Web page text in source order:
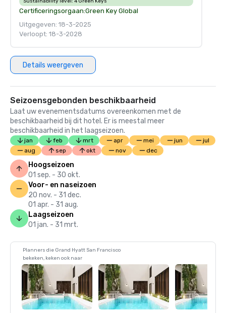
Certificeringsorgaan:Green Key Global
Uitgegeven: 18-3-2025
Verloopt: 18-3-2028
Details weergeven
Seizoensgebonden beschikbaarheid
Laat uw evenementsdatums overeenkomen met de
beschikbaarheid bij dit hotel. Er is meestal meer
beschikbaarheid in het laagseizoen.
jan feb mrt apr mei jun
jul
aug
sep okt nov dec
Hoogseizoen
01 sep. - 30 okt.
Voor- en naseizoen
20 nov. - 31 dec.
01 apr. - 31 aug.
Laagseizoen
01 jan. - 31 mrt.
Planners die Grand Hyatt San Francisco
bekeken, keken ook naar